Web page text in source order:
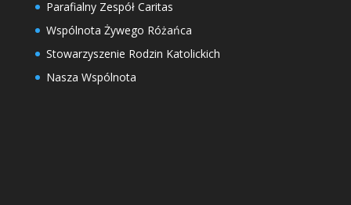
Parafialny Zespół Caritas
Wspólnota Żywego Różańca
Stowarzyszenie Rodzin Katolickich
Nasza Wspólnota